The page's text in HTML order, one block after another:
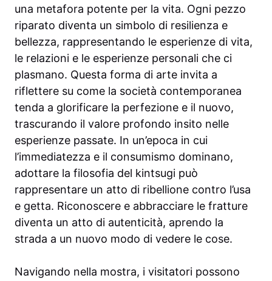
una metafora potente per la vita. Ogni pezzo
riparato diventa un simbolo di resilienza e
bellezza, rappresentando le esperienze di vita,
le relazioni e le esperienze personali che ci
plasmano. Questa forma di arte invita a
riflettere su come la società contemporanea
tenda a glorificare la perfezione e il nuovo,
trascurando il valore profondo insito nelle
esperienze passate. In un’epoca in cui
l’immediatezza e il consumismo dominano,
adottare la filosofia del kintsugi può
rappresentare un atto di ribellione contro l’usa
e getta. Riconoscere e abbracciare le fratture
diventa un atto di autenticità, aprendo la
strada a un nuovo modo di vedere le cose.
Navigando nella mostra, i visitatori possono